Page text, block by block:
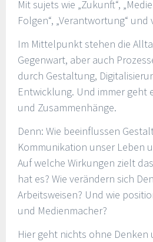
Mit sujets wie „Zukunft“,
Folgen“, „Verantwortung“ und
Im Mittelpunkt stehen die
Gegenwart, aber auch
durch Gestaltung,
Entwicklung. Und immer geht
und Zusammenhänge.
Denn: Wie beeinflussen
Kommunikation unser Leben
Auf welche Wirkungen zielt
hat es? Wie verändern sich
Arbeitsweisen? Und wie
und Medienmacher?
Hier geht nichts ohne Denken